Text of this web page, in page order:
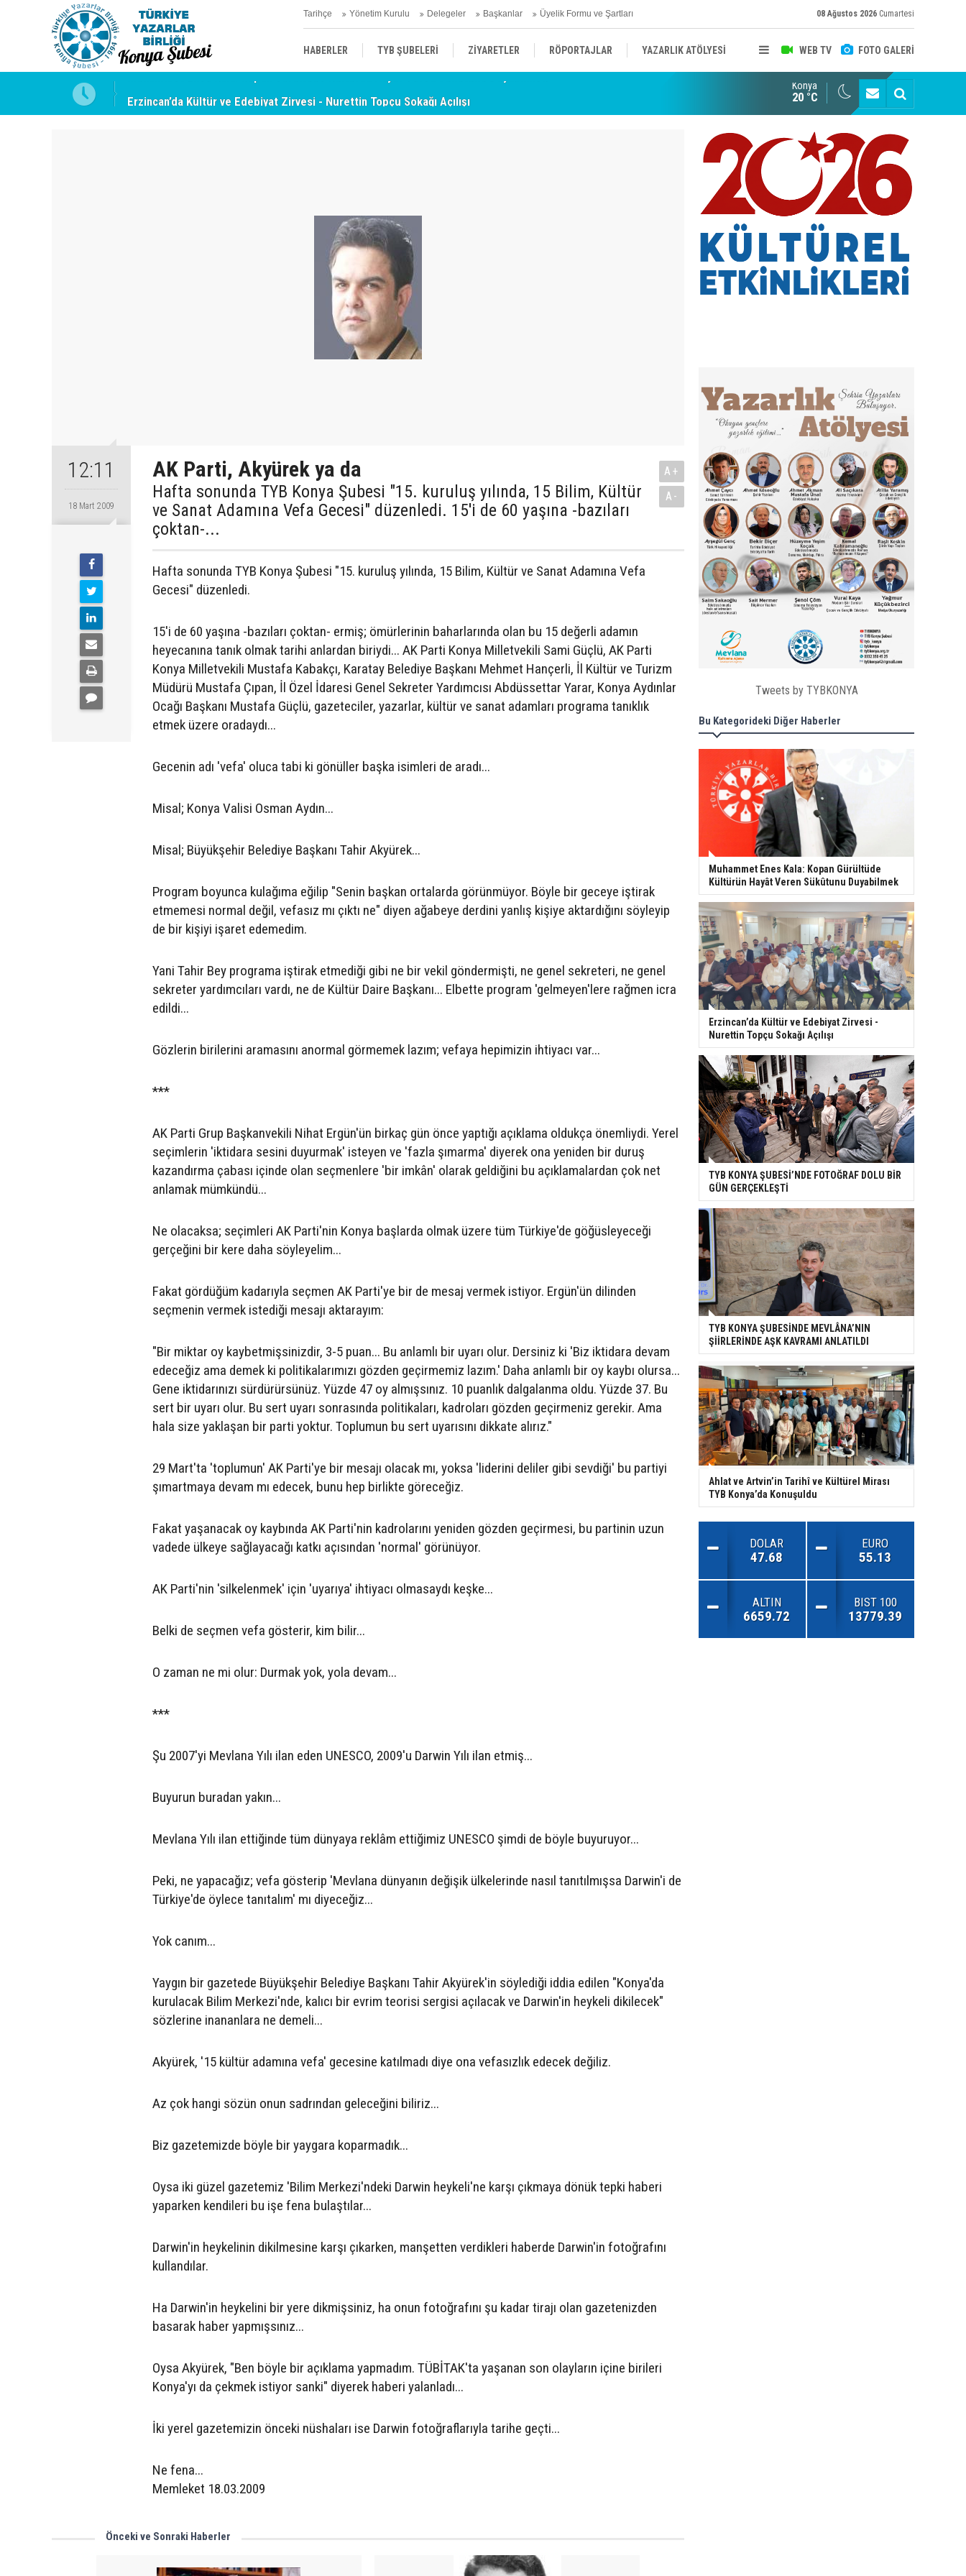
Tarihçe Yönetim Kurulu Delegeler Başkanlar Üyelik Formu ve Şartları 08 Ağustos 2026 Cumartesi
WEB TV FOTO GALERİ
HABERLER TYB ŞUBELERİ ZİYARETLER RÖPORTAJLAR YAZARLIK ATÖLYESİ
Erzincan’da Kültür ve Edebiyat Zirvesi - Nurettin Topçu Sokağı Açılışı TYB KONYA ŞUBESİ’NDE FOTOĞRAF DOLU BİR GÜN GERÇEKLEŞTİ
Konya
20 °C
12:11
18 Mart 2009
AK Parti, Akyürek ya da
Hafta sonunda TYB Konya Şubesi "15. kuruluş yılında, 15 Bilim, Kültür
ve Sanat Adamına Vefa Gecesi" düzenledi. 15'i de 60 yaşına -bazıları
çoktan-...
A+
A-
Hafta sonunda TYB Konya Şubesi "15. kuruluş yılında, 15 Bilim, Kültür ve Sanat Adamına Vefa
Gecesi" düzenledi.
15'i de 60 yaşına -bazıları çoktan- ermiş; ömürlerinin baharlarında olan bu 15 değerli adamın
heyecanına tanık olmak tarihi anlardan biriydi... AK Parti Konya Milletvekili Sami Güçlü, AK Parti
Konya Milletvekili Mustafa Kabakçı, Karatay Belediye Başkanı Mehmet Hançerli, İl Kültür ve Turizm
Müdürü Mustafa Çıpan, İl Özel İdaresi Genel Sekreter Yardımcısı Abdüssettar Yarar, Konya Aydınlar
Ocağı Başkanı Mustafa Güçlü, gazeteciler, yazarlar, kültür ve sanat adamları programa tanıklık
etmek üzere oradaydı...
Gecenin adı 'vefa' oluca tabi ki gönüller başka isimleri de aradı...
Misal; Konya Valisi Osman Aydın...
Misal; Büyükşehir Belediye Başkanı Tahir Akyürek...
Program boyunca kulağıma eğilip "Senin başkan ortalarda görünmüyor. Böyle bir geceye iştirak
etmemesi normal değil, vefasız mı çıktı ne" diyen ağabeye derdini yanlış kişiye aktardığını söyleyip
de bir kişiyi işaret edemedim.
Yani Tahir Bey programa iştirak etmediği gibi ne bir vekil göndermişti, ne genel sekreteri, ne genel
sekreter yardımcıları vardı, ne de Kültür Daire Başkanı... Elbette program 'gelmeyen'lere rağmen icra
edildi...
Gözlerin birilerini aramasını anormal görmemek lazım; vefaya hepimizin ihtiyacı var...
***
AK Parti Grup Başkanvekili Nihat Ergün'ün birkaç gün önce yaptığı açıklama oldukça önemliydi. Yerel
seçimlerin 'iktidara sesini duyurmak' isteyen ve 'fazla şımarma' diyerek ona yeniden bir duruş
kazandırma çabası içinde olan seçmenlere 'bir imkân' olarak geldiğini bu açıklamalardan çok net
anlamak mümkündü...
Ne olacaksa; seçimleri AK Parti'nin Konya başlarda olmak üzere tüm Türkiye'de göğüsleyeceği
gerçeğini bir kere daha söyleyelim...
Fakat gördüğüm kadarıyla seçmen AK Parti'ye bir de mesaj vermek istiyor. Ergün'ün dilinden
seçmenin vermek istediği mesajı aktarayım:
"Bir miktar oy kaybetmişsinizdir, 3-5 puan... Bu anlamlı bir uyarı olur. Dersiniz ki 'Biz iktidara devam
edeceğiz ama demek ki politikalarımızı gözden geçirmemiz lazım.' Daha anlamlı bir oy kaybı olursa...
Gene iktidarınızı sürdürürsünüz. Yüzde 47 oy almışsınız. 10 puanlık dalgalanma oldu. Yüzde 37. Bu
sert bir uyarı olur. Bu sert uyarı sonrasında politikaları, kadroları gözden geçirmeniz gerekir. Ama
hala size yaklaşan bir parti yoktur. Toplumun bu sert uyarısını dikkate alırız."
29 Mart'ta 'toplumun' AK Parti'ye bir mesajı olacak mı, yoksa 'liderini deliler gibi sevdiği' bu partiyi
şımartmaya devam mı edecek, bunu hep birlikte göreceğiz.
Fakat yaşanacak oy kaybında AK Parti'nin kadrolarını yeniden gözden geçirmesi, bu partinin uzun
vadede ülkeye sağlayacağı katkı açısından 'normal' görünüyor.
AK Parti'nin 'silkelenmek' için 'uyarıya' ihtiyacı olmasaydı keşke...
Belki de seçmen vefa gösterir, kim bilir...
O zaman ne mi olur: Durmak yok, yola devam...
***
Şu 2007'yi Mevlana Yılı ilan eden UNESCO, 2009'u Darwin Yılı ilan etmiş...
Buyurun buradan yakın...
Mevlana Yılı ilan ettiğinde tüm dünyaya reklâm ettiğimiz UNESCO şimdi de böyle buyuruyor...
Peki, ne yapacağız; vefa gösterip 'Mevlana dünyanın değişik ülkelerinde nasıl tanıtılmışsa Darwin'i de
Türkiye'de öylece tanıtalım' mı diyeceğiz...
Yok canım...
Yaygın bir gazetede Büyükşehir Belediye Başkanı Tahir Akyürek'in söylediği iddia edilen "Konya'da
kurulacak Bilim Merkezi'nde, kalıcı bir evrim teorisi sergisi açılacak ve Darwin'in heykeli dikilecek"
sözlerine inananlara ne demeli...
Akyürek, '15 kültür adamına vefa' gecesine katılmadı diye ona vefasızlık edecek değiliz.
Az çok hangi sözün onun sadrından geleceğini biliriz...
Biz gazetemizde böyle bir yaygara koparmadık...
Oysa iki güzel gazetemiz 'Bilim Merkezi'ndeki Darwin heykeli'ne karşı çıkmaya dönük tepki haberi
yaparken kendileri bu işe fena bulaştılar...
Darwin'in heykelinin dikilmesine karşı çıkarken, manşetten verdikleri haberde Darwin'in fotoğrafını
kullandılar.
Ha Darwin'in heykelini bir yere dikmişsiniz, ha onun fotoğrafını şu kadar tirajı olan gazetenizden
basarak haber yapmışsınız...
Oysa Akyürek, "Ben böyle bir açıklama yapmadım. TÜBİTAK'ta yaşanan son olayların içine birileri
Konya'yı da çekmek istiyor sanki" diyerek haberi yalanladı...
İki yerel gazetemizin önceki nüshaları ise Darwin fotoğraflarıyla tarihe geçti...
Ne fena...
Memleket 18.03.2009
Önceki ve Sonraki Haberler
Tweets by TYBKONYA
Bu Kategorideki Diğer Haberler
Muhammet Enes Kala: Kopan Gürültüde
Kültürün Hayât Veren Sükûtunu Duyabilmek
Erzincan’da Kültür ve Edebiyat Zirvesi -
Nurettin Topçu Sokağı Açılışı
TYB KONYA ŞUBESİ’NDE FOTOĞRAF DOLU BİR
GÜN GERÇEKLEŞTİ
TYB KONYA ŞUBESİNDE MEVLÂNA’NIN
ŞİİRLERİNDE AŞK KAVRAMI ANLATILDI
Ahlat ve Artvin’in Tarihî ve Kültürel Mirası
TYB Konya’da Konuşuldu
DOLAR
47.68
EURO
55.13
ALTIN
6659.72
BIST 100
13779.39